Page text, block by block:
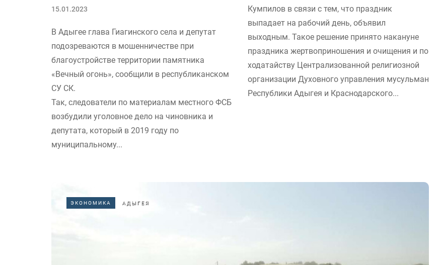
15.01.2023
В Адыгее глава Гиагинского села и депутат
подозреваются в мошенничестве при
благоустройстве территории памятника
«Вечный огонь», сообщили в республиканском
СУ СК.
Так, следователи по материалам местного ФСБ
возбудили уголовное дело на чиновника и
депутата, который в 2019 году по
муниципальному...
Кумпилов в связи с тем, что праздник
выпадает на рабочий день, объявил
выходным. Такое решение принято накануне
праздника жертвоприношения и очищения и по
ходатайству Централизованной религиозной
организации Духовного управления мусульман
Республики Адыгея и Краснодарского...
ЭКОНОМИКА АДЫГЕЯ